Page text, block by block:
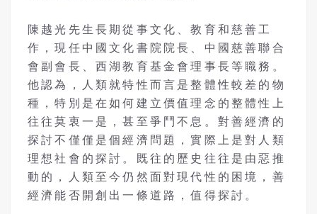
陳越光先生長期從事文化、教育和慈善工
作，現任中國文化書院院長、中國慈善聯合
會副會長、西湖教育基金會理事長等職務。
他認為，人類就特性而言是整體性較差的物
種，特別是在如何建立價值理念的整體性上
往往莫衷一是，甚至爭鬥不息。對善經濟的
探討不僅僅是個經濟問題，實際上是對人類
理想社會的探討。既往的歷史往往是由惡推
動的，人類至今仍然面對現代性的困境，善
經濟能否開創出一條道路，值得探討。